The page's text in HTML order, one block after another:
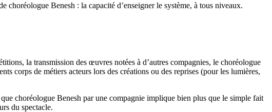
Benesh : la capacité d’enseigner le système, à tous niveaux.
la transmission des œuvres notées à d’autres compagnies, le choréologue
corps de métiers acteurs lors des créations ou des reprises (pour les lumières,
choréologue Benesh par une compagnie implique bien plus que le simple fait
du spectacle.